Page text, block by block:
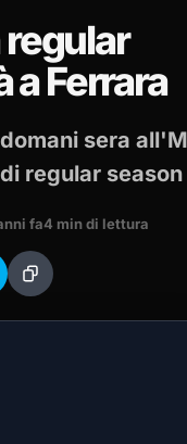
regular
a Ferrara
sera
regular season
fa4 min di lettura